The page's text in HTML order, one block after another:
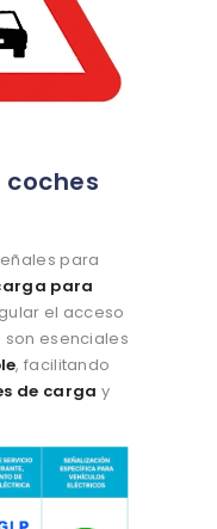
para
para
el acceso
son esenciales
, facilitando
de carga y